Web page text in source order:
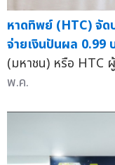
หาดทิพย์ (HTC) จั
จ่ายเงินปันผล 0.99
(มหาชน) หรือ HTC
พ.ค.